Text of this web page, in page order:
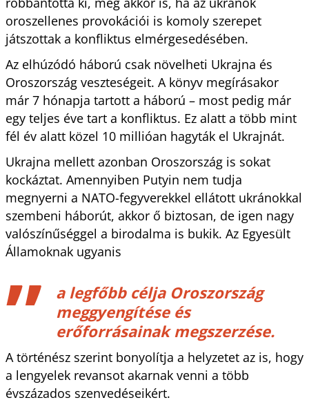
oroszellenes provokációi is komoly szerepet
játszottak a konfliktus elmérgesedésében.
Az elhúzódó háború csak növelheti Ukrajna és
Oroszország veszteségeit. A könyv megírásakor
már 7 hónapja tartott a háború – most pedig már
egy teljes éve tart a konfliktus. Ez alatt a több mint
fél év alatt közel 10 millióan hagyták el Ukrajnát.
Ukrajna mellett azonban Oroszország is sokat
kockáztat. Amennyiben Putyin nem tudja
megnyerni a NATO-fegyverekkel ellátott ukránokkal
szembeni háborút, akkor ő biztosan, de igen nagy
valószínűséggel a birodalma is bukik. Az Egyesült
Államoknak ugyanis
a legfőbb célja Oroszország
meggyengítése és
erőforrásainak megszerzése.
A történész szerint bonyolítja a helyzetet az is, hogy
a lengyelek revansot akarnak venni a több
évszázados szenvedéseikért.